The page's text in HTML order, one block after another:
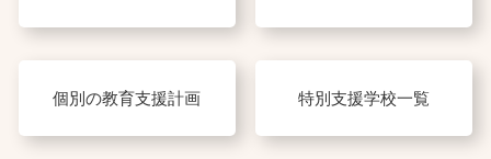
個別の教育支援計画 特別支援学校一覧